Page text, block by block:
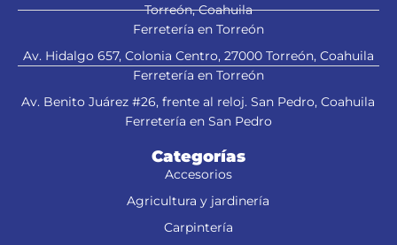
Torreón, Coahuila
Ferretería en Torreón
Av. Hidalgo 657, Colonia Centro, 27000 Torreón, Coahuila
Ferretería en Torreón
Av. Benito Juárez #26, frente al reloj. San Pedro, Coahuila
Ferretería en San Pedro
Categorías
Accesorios
Agricultura y jardinería
Carpintería